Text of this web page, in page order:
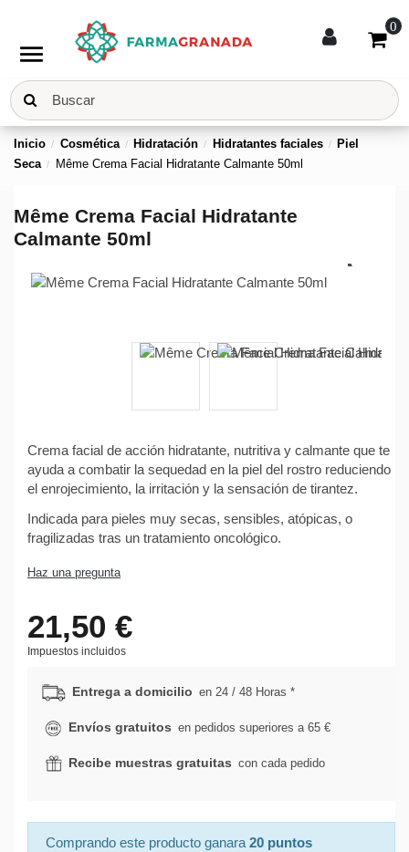
menu
0
Inicio Cosmética Hidratación Hidratantes faciales
Piel
Seca
Même Crema Facial Hidratante Calmante 50ml
Même Crema Facial Hidratante
Calmante 50ml
Crema facial de acción hidratante, nutritiva y calmante que te
ayuda a combatir la sequedad en la piel del rostro reduciendo
el enrojecimiento, la irritación y la sensación de tirantez.
Indicada para pieles muy secas, sensibles, atópicas, o
fragilizadas tras un tratamiento oncológico.
Haz una pregunta
21,50 €
Impuestos incluidos
Entrega a domicilio en 24 / 48 Horas *
Envíos gratuitos en pedidos superiores a 65 €
Recibe muestras gratuitas con cada pedido
Comprando este producto ganara 20 puntos